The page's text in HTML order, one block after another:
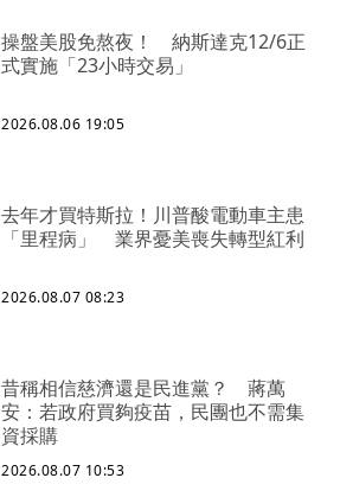
操盤美股免熬夜！ 納斯達克12/6正
式實施「23小時交易」
2026.08.06 19:05
去年才買特斯拉！川普酸電動車主患
「里程病」 業界憂美喪失轉型紅利
2026.08.07 08:23
昔稱相信慈濟還是民進黨？ 蔣萬
安：若政府買夠疫苗，民團也不需集
資採購
2026.08.07 10:53